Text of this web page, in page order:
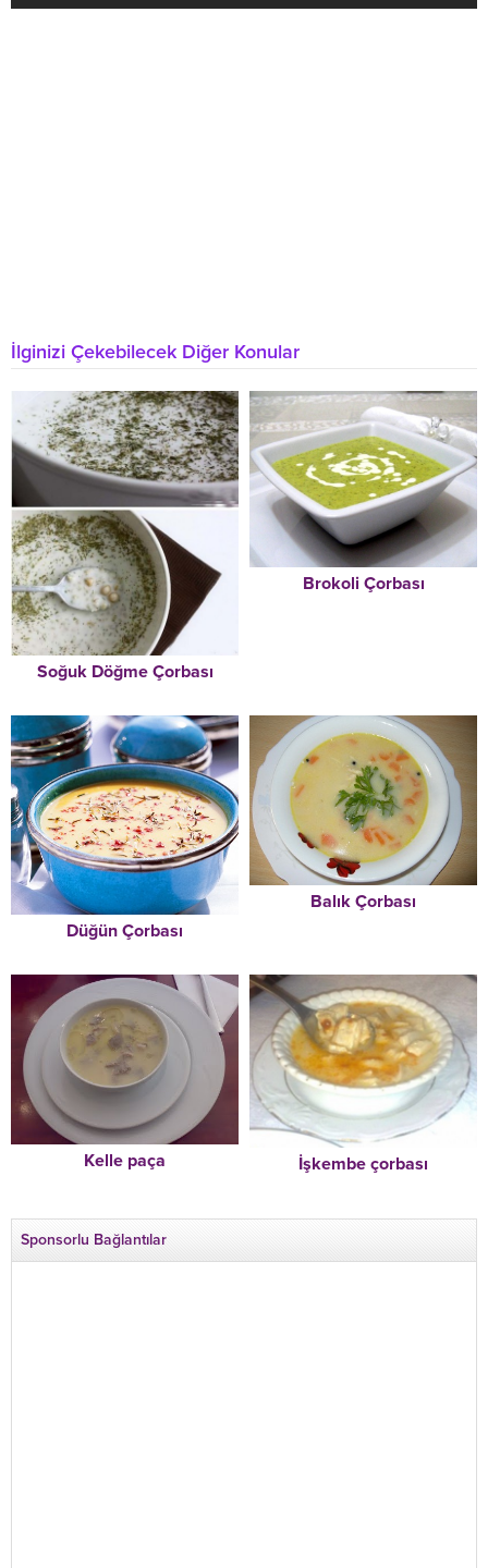
İlginizi Çekebilecek Diğer Konular
Soğuk Döğme Çorbası
Brokoli Çorbası
Düğün Çorbası
Balık Çorbası
Kelle paça İşkembe çorbası
Sponsorlu Bağlantılar